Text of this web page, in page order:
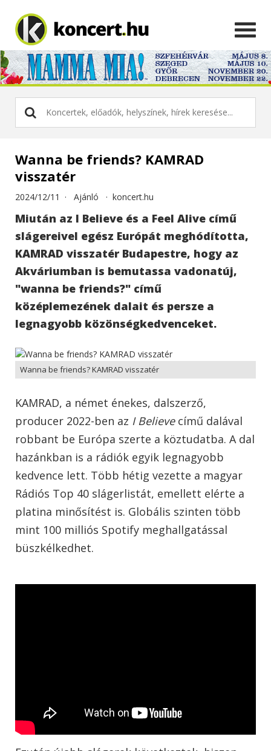
Wanna be friends? KAMRAD
visszatér
2024/12/11 · Ajánló · koncert.hu
Miután az I Believe és a Feel Alive című
slágereivel egész Európát meghódította,
KAMRAD visszatér Budapestre, hogy az
Akváriumban is bemutassa vadonatúj,
"wanna be friends?" című
középlemezének dalait és persze a
legnagyobb közönségkedvenceket.
Wanna be friends? KAMRAD visszatér
KAMRAD, a német énekes, dalszerző,
producer 2022-ben az I Believecímű dalával
robbant be Európa szerte a köztudatba. A dal
hazánkban is a rádiók egyik legnagyobb
kedvence lett. Több hétig vezette a magyar
Rádiós Top 40 slágerlistát, emellett elérte a
platina minősítést is. Globális szinten több
mint 100 milliós Spotify meghallgatással
büszkélkedhet.